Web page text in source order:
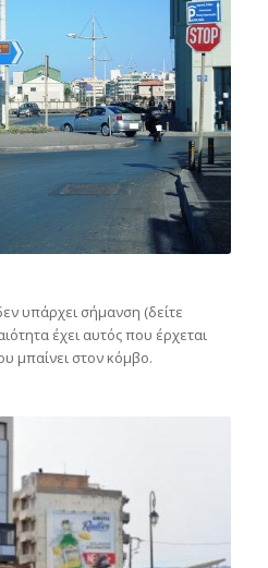
υπάρχει σήμανση (δείτε
έχει αυτός που έρχεται
μπαίνει στον κόμβο.